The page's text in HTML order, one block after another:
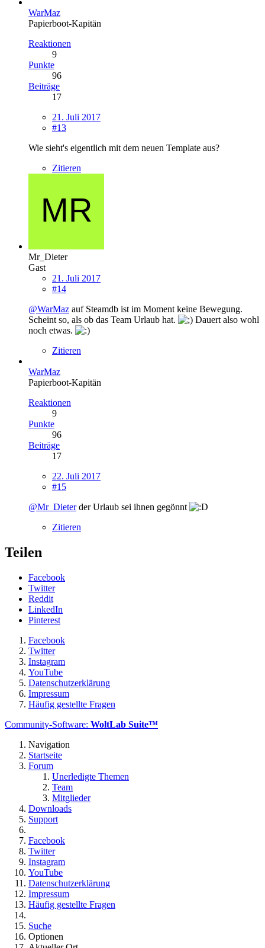
WarMaz
Papierboot-Kapitän
Reaktionen
9
Punkte
96
Beiträge
17
21. Juli 2017
#13
Wie sieht's eigentlich mit dem neuen Template aus?
Zitieren
Mr_Dieter
Gast
21. Juli 2017
#14
@WarMaz auf Steamdb ist im Moment keine Bewegung.
Scheint so, als ob das Team Urlaub hat.
Dauert also wohl
noch etwas.
Zitieren
WarMaz
Papierboot-Kapitän
Reaktionen
9
Punkte
96
Beiträge
17
22. Juli 2017
#15
@Mr_Dieterder Urlaub sei ihnen gegönnt
Zitieren
Teilen
Facebook
Twitter
Reddit
LinkedIn
Pinterest
Facebook
Twitter
Instagram
YouTube
Datenschutzerklärung
Impressum
Häufig gestellte Fragen
Community-Software: WoltLab Suite™
Navigation
Startseite
Forum
Unerledigte Themen
Team
Mitglieder
Downloads
Support
Facebook
Twitter
Instagram
YouTube
Datenschutzerklärung
Impressum
Häufig gestellte Fragen
Suche
Optionen